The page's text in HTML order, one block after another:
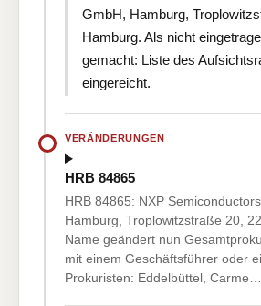
GmbH, Hamburg,
Hamburg. Als nicht
gemacht: Liste des
eingereicht.
VERÄNDERUNGEN
HRB 84865
HRB 84865: NXP
Hamburg, Troplowitzstraße 20,
Name geändert nun
mit einem Geschäftsführer oder
Prokuristen: Eddelbüttel, Carme…